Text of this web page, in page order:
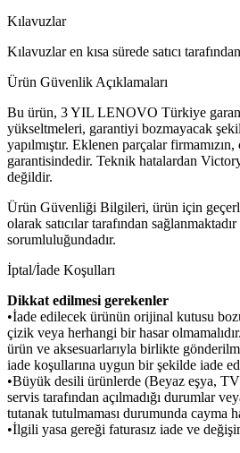
Kılavuzlar
Kılavuzlar en kısa sürede satıcı
Ürün Güvenlik Açıklamaları
Bu ürün, 3 YIL LENOVO Türkiye
yükseltmeleri, garantiyi bozmayacak
yapılmıştır. Eklenen parçalar
garantisindedir. Teknik hatalardan
değildir.
Ürün Güvenliği Bilgileri, ürün için
olarak satıcılar tarafından
sorumluluğundadır.
İptal/İade Koşulları
Dikkat edilmesi gerekenler
•İade edilecek ürünün orijinal kutusu
çizik veya herhangi bir hasar
ürün ve aksesuarlarıyla birlikte
iade koşullarına uygun bir şekilde iade
•Büyük desili ürünlerde (Beyaz eşya,
servis tarafından açılmadığı durumlar
tutanak tutulmaması durumunda cayma
•İlgili yasa gereği faturasız iade ve